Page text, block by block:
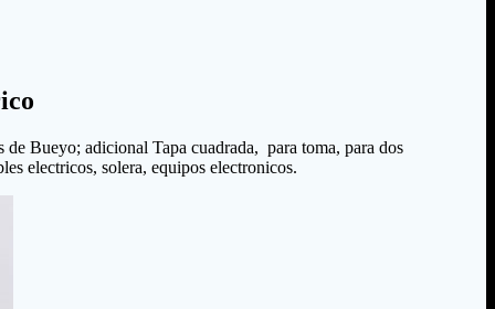
Bueyo; adicional Tapa cuadrada, para toma, para dos
electricos, solera, equipos electronicos.